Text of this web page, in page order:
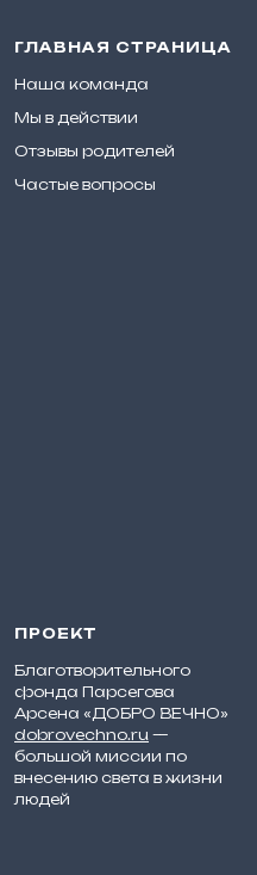
ГЛАВНАЯ СТРАНИЦА
Наша команда
Мы в действии
Отзывы родителей
Частые вопросы
ПРОЕКТ
Благотворительного
фонда Парсегова
Арсена «ДОБРО ВЕЧНО»
dobrovechno.ru —
большой миссии по
внесению света в жизни
людей